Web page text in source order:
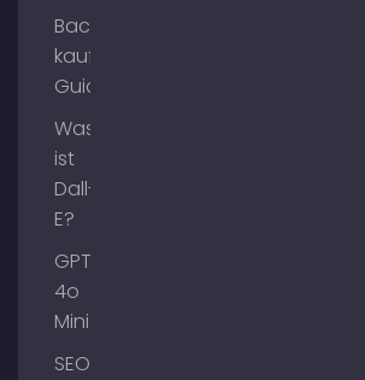
Backlinks
kaufen
Guide
Was
ist
Dall-
E?
GPT-
4o
Mini
SEO